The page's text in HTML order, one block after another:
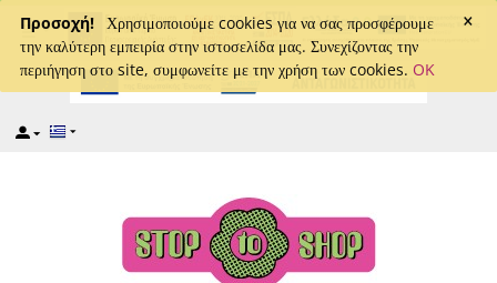
×
Προσοχή! Χρησιμοποιούμε cookies για να σας προσφέρουμε
την καλύτερη εμπειρία στην ιστοσελίδα μας. Συνεχίζοντας την
περιήγηση στο site, συμφωνείτε με την χρήση των cookies. OK
captcha